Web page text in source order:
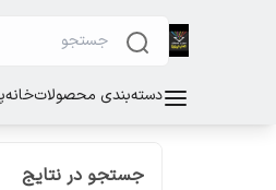
دسته‌بندی محصولاتخانه
جستجو در نتایج